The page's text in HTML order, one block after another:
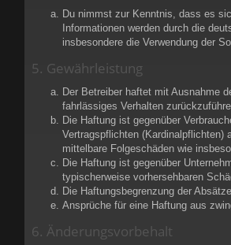
Du nimmst zur Kenntnis, dass es
Informationen werden durch die
insbesondere die Verwendung der
5. Gewährleistung
Der Betreiber haftet mit Ausnahme
fahrlässiges Verhalten
Die Haftung ist gegenüber
Vertragspflichten (Kardinalpflichten)
mittelbare Folgeschäden wie
Die Haftung ist gegenüber
typischerweise vorhersehbaren
Die Haftungsbegrenzung der
Ansprüche für eine Haftung aus
6. Änderungsvorbehalt